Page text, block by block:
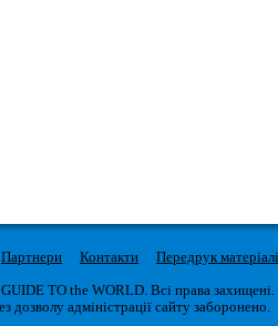
Партнери Контакти
Передрук
TO the WORLD. Всі права захищені.
дозволу адміністрації сайту заборонено.